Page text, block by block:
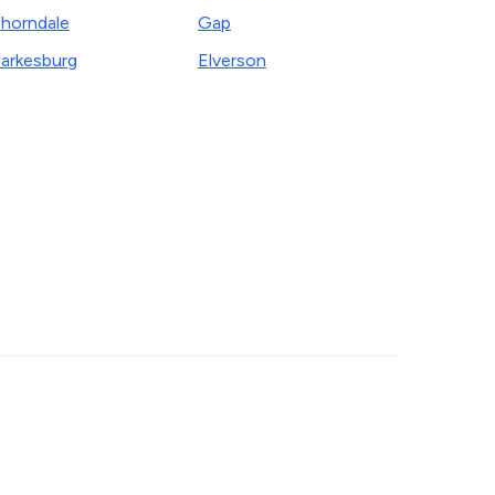
Gap
Elverson